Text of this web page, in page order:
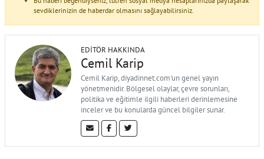
sevdiklerinizin de haberdar olmasını sağlayabilirsiniz.
EDITÖR HAKKINDA
Cemil Karip
Cemil Karip, diyadinnet.com'un genel yayın
yönetmenidir. Bölgesel olaylar, çevre sorunları,
politika ve eğitimle ilgili haberleri derinlemesine
inceler ve bu konularda güncel bilgiler sunar.